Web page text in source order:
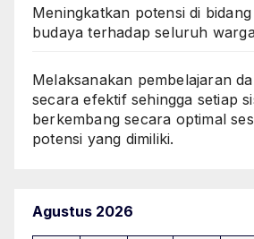
Meningkatkan potensi di
budaya terhadap seluruh
Melaksanakan pembelajaran
secara efektif sehingga setiap
berkembang secara optimal
potensi yang dimiliki.
Agustus 2026